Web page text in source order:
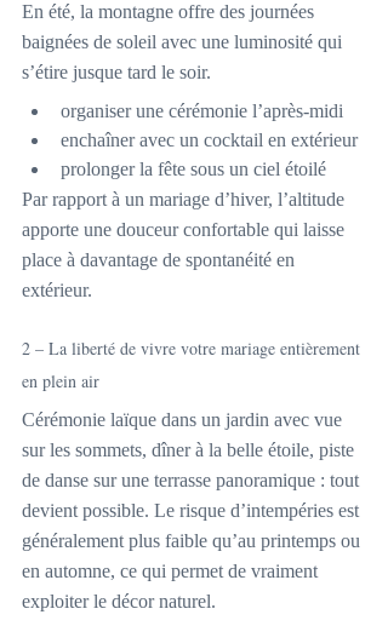
En été, la montagne offre des journées
baignées de soleil avec une luminosité qui
s’étire jusque tard le soir.
organiser une cérémonie l’après-midi
enchaîner avec un cocktail en extérieur
prolonger la fête sous un ciel étoilé
Par rapport à un mariage d’hiver, l’altitude
apporte une douceur confortable qui laisse
place à davantage de spontanéité en
extérieur.
2 – La liberté de vivre votre mariage entièrement
en plein air
Cérémonie laïque dans un jardin avec vue
sur les sommets, dîner à la belle étoile, piste
de danse sur une terrasse panoramique : tout
devient possible. Le risque d’intempéries est
généralement plus faible qu’au printemps ou
en automne, ce qui permet de vraiment
exploiter le décor naturel.